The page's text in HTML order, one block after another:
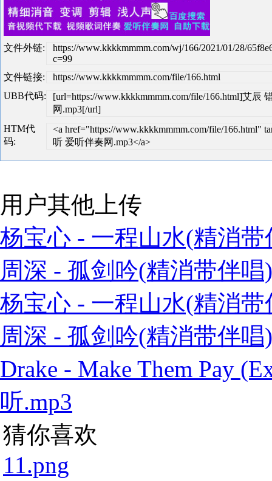
文件外链:
https://www.kkkkmmmm.com/wj/166/2021/01/28/
c=99
文件链接:
https://www.kkkkmmmm.com/file/166.html
UBB代码:
[url=https://www.kkkkmmmm.com/file/166.html]艾辰
网.mp3[/url]
HTM代
码:
<a href="https://www.kkkkmmmm.com/file/166.html"
听 爱听伴奏网.mp3</a>
用户其他上传
杨宝心 - 一程山水(精消
周深 - 孤剑吟(精消带伴唱
杨宝心 - 一程山水(精消
周深 - 孤剑吟(精消带伴唱
Drake - Make Them Pay
听.mp3
猜你喜欢
11.png